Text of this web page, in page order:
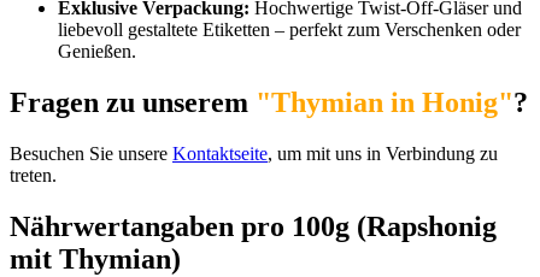
Exklusive Verpackung: Hochwertige Twist-Off-Gläser und
liebevoll gestaltete Etiketten – perfekt zum Verschenken oder
Genießen.
Fragen zu unserem "Thymian in Honig"?
Besuchen Sie unsere Kontaktseite, um mit uns in Verbindung zu
treten.
Nährwertangaben pro 100g (Rapshonig
mit Thymian)